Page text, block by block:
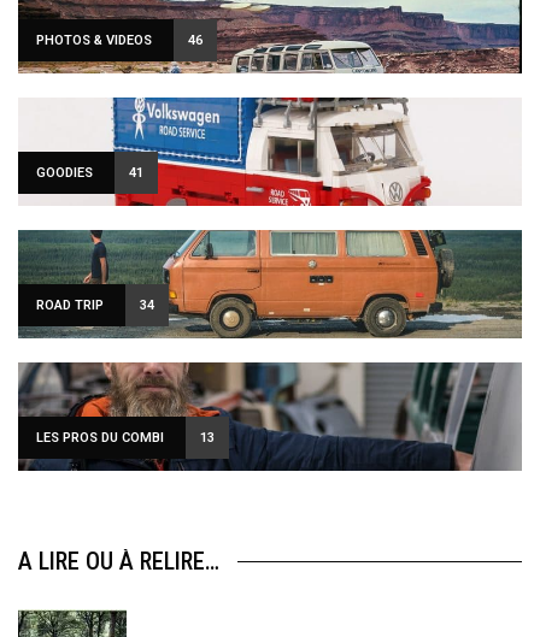
PHOTOS & VIDEOS 46
GOODIES 41
ROAD TRIP 34
LES PROS DU COMBI 13
A LIRE OU À RELIRE…